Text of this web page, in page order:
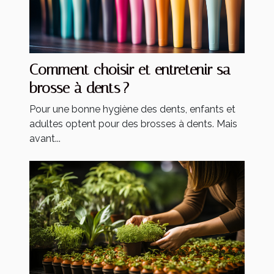
Comment choisir et entretenir sa
brosse à dents ?
Pour une bonne hygiène des dents, enfants et
adultes optent pour des brosses à dents. Mais
avant...